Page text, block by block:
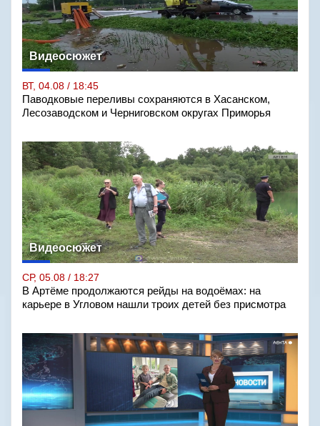
Видеосюжет
ВТ, 04.08 / 18:45
Паводковые переливы сохраняются в Хасанском,
Лесозаводском и Черниговском округах Приморья
Видеосюжет
СР, 05.08 / 18:27
В Артёме продолжаются рейды на водоёмах: на
карьере в Угловом нашли троих детей без присмотра